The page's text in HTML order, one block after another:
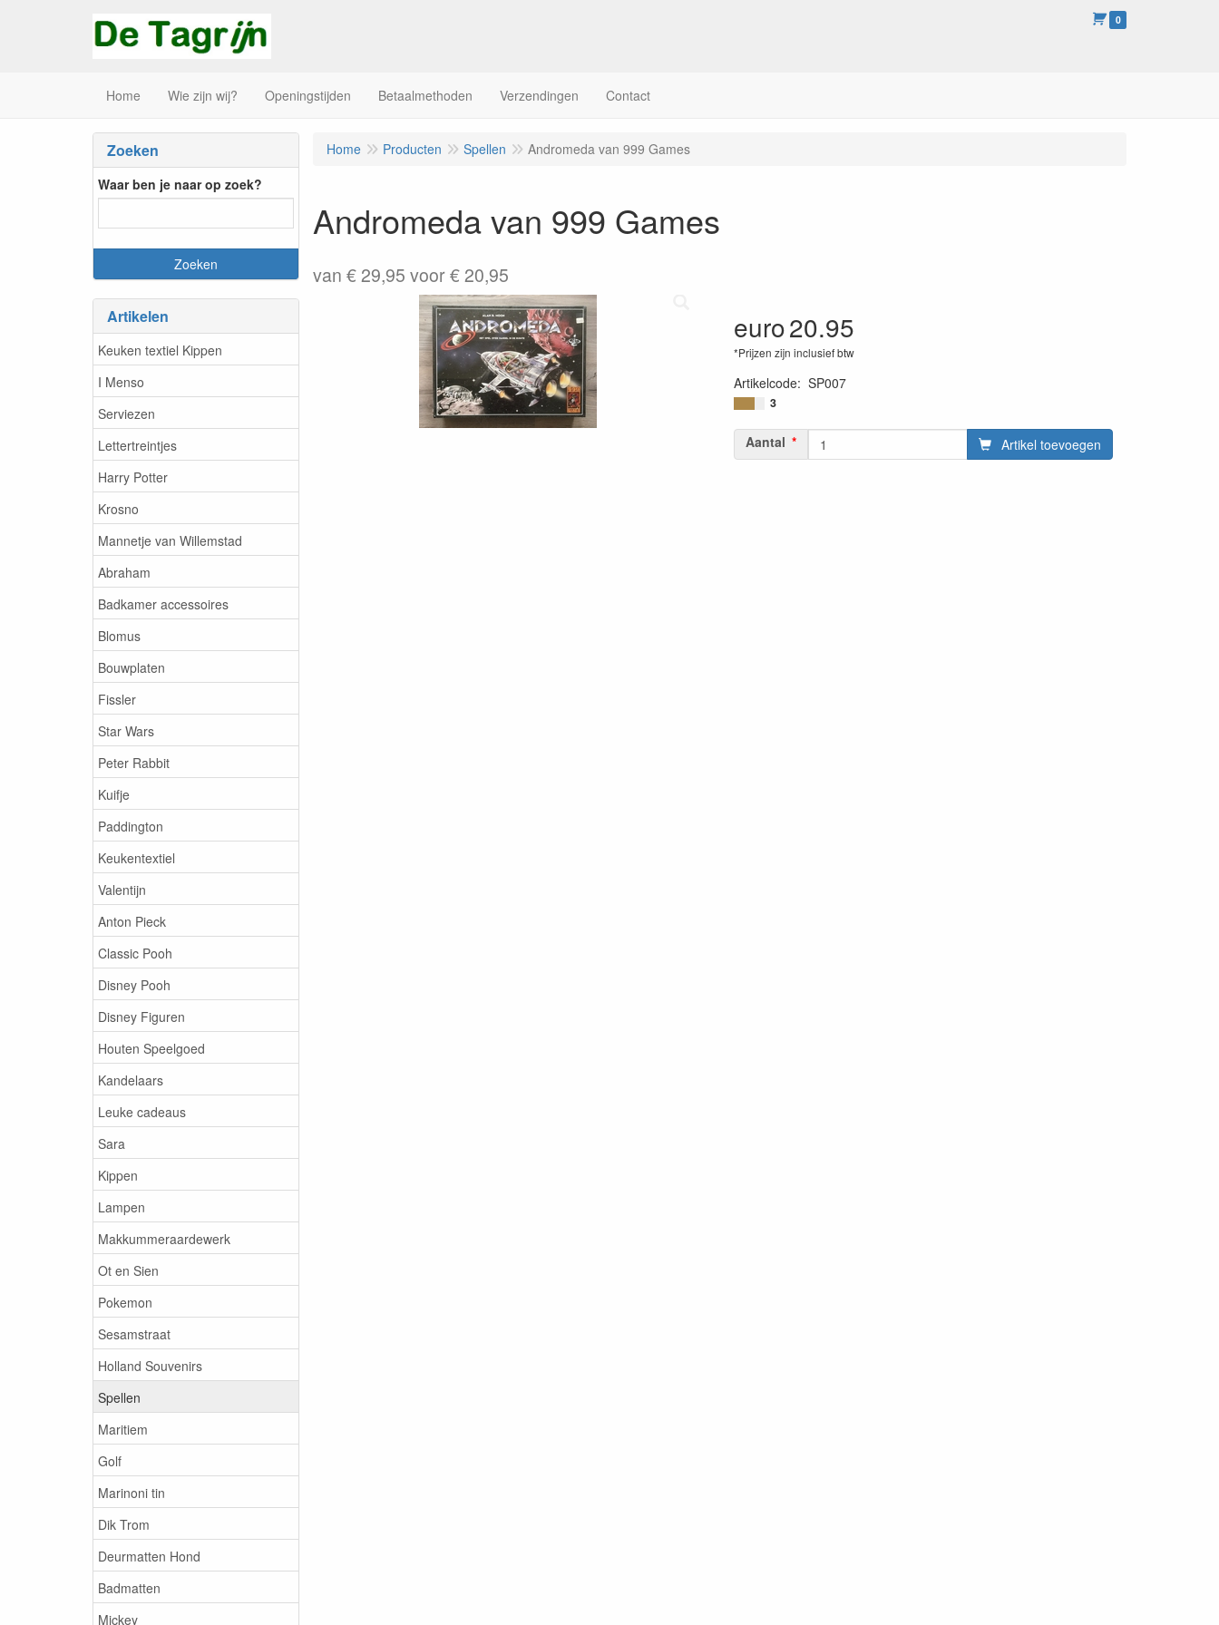
0
Home Wie zijn wij? Openingstijden Betaalmethoden Verzendingen Contact
Zoeken
Waar ben je naar op zoek?
Artikelen
Keuken textiel Kippen
I Menso
Serviezen
Lettertreintjes
Harry Potter
Krosno
Mannetje van Willemstad
Abraham
Badkamer accessoires
Blomus
Bouwplaten
Fissler
Star Wars
Peter Rabbit
Kuifje
Paddington
Keukentextiel
Valentijn
Anton Pieck
Classic Pooh
Disney Pooh
Disney Figuren
Houten Speelgoed
Kandelaars
Leuke cadeaus
Sara
Kippen
Lampen
Makkummeraardewerk
Ot en Sien
Pokemon
Sesamstraat
Holland Souvenirs
Spellen
Maritiem
Golf
Marinoni tin
Dik Trom
Deurmatten Hond
Badmatten
Mickey
Home Producten Spellen Andromeda van 999 Games
Andromeda van 999 Games
van € 29,95 voor € 20,95
euro20.95
*Prijzen zijn inclusief btw
Artikelcode: SP007
3
Aantal Artikel toevoegen